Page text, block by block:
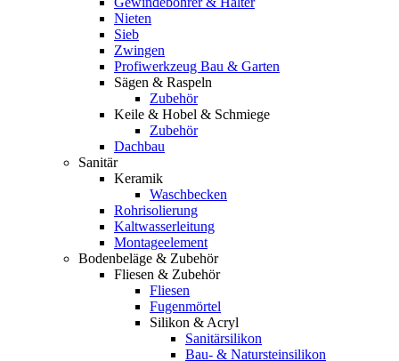
Nieten
Sieb
Zwingen
Profiwerkzeug Bau & Garten
Sägen & Raspeln
Zubehör
Keile & Hobel & Schmiege
Zubehör
Dachbau
Sanitär
Keramik
Waschbecken
Rohrisolierung
Kaltwasserleitung
Montageelement
Bodenbeläge & Zubehör
Fliesen & Zubehör
Fliesen
Fugenmörtel
Silikon & Acryl
Sanitärsilikon
Bau- & Natursteinsilikon